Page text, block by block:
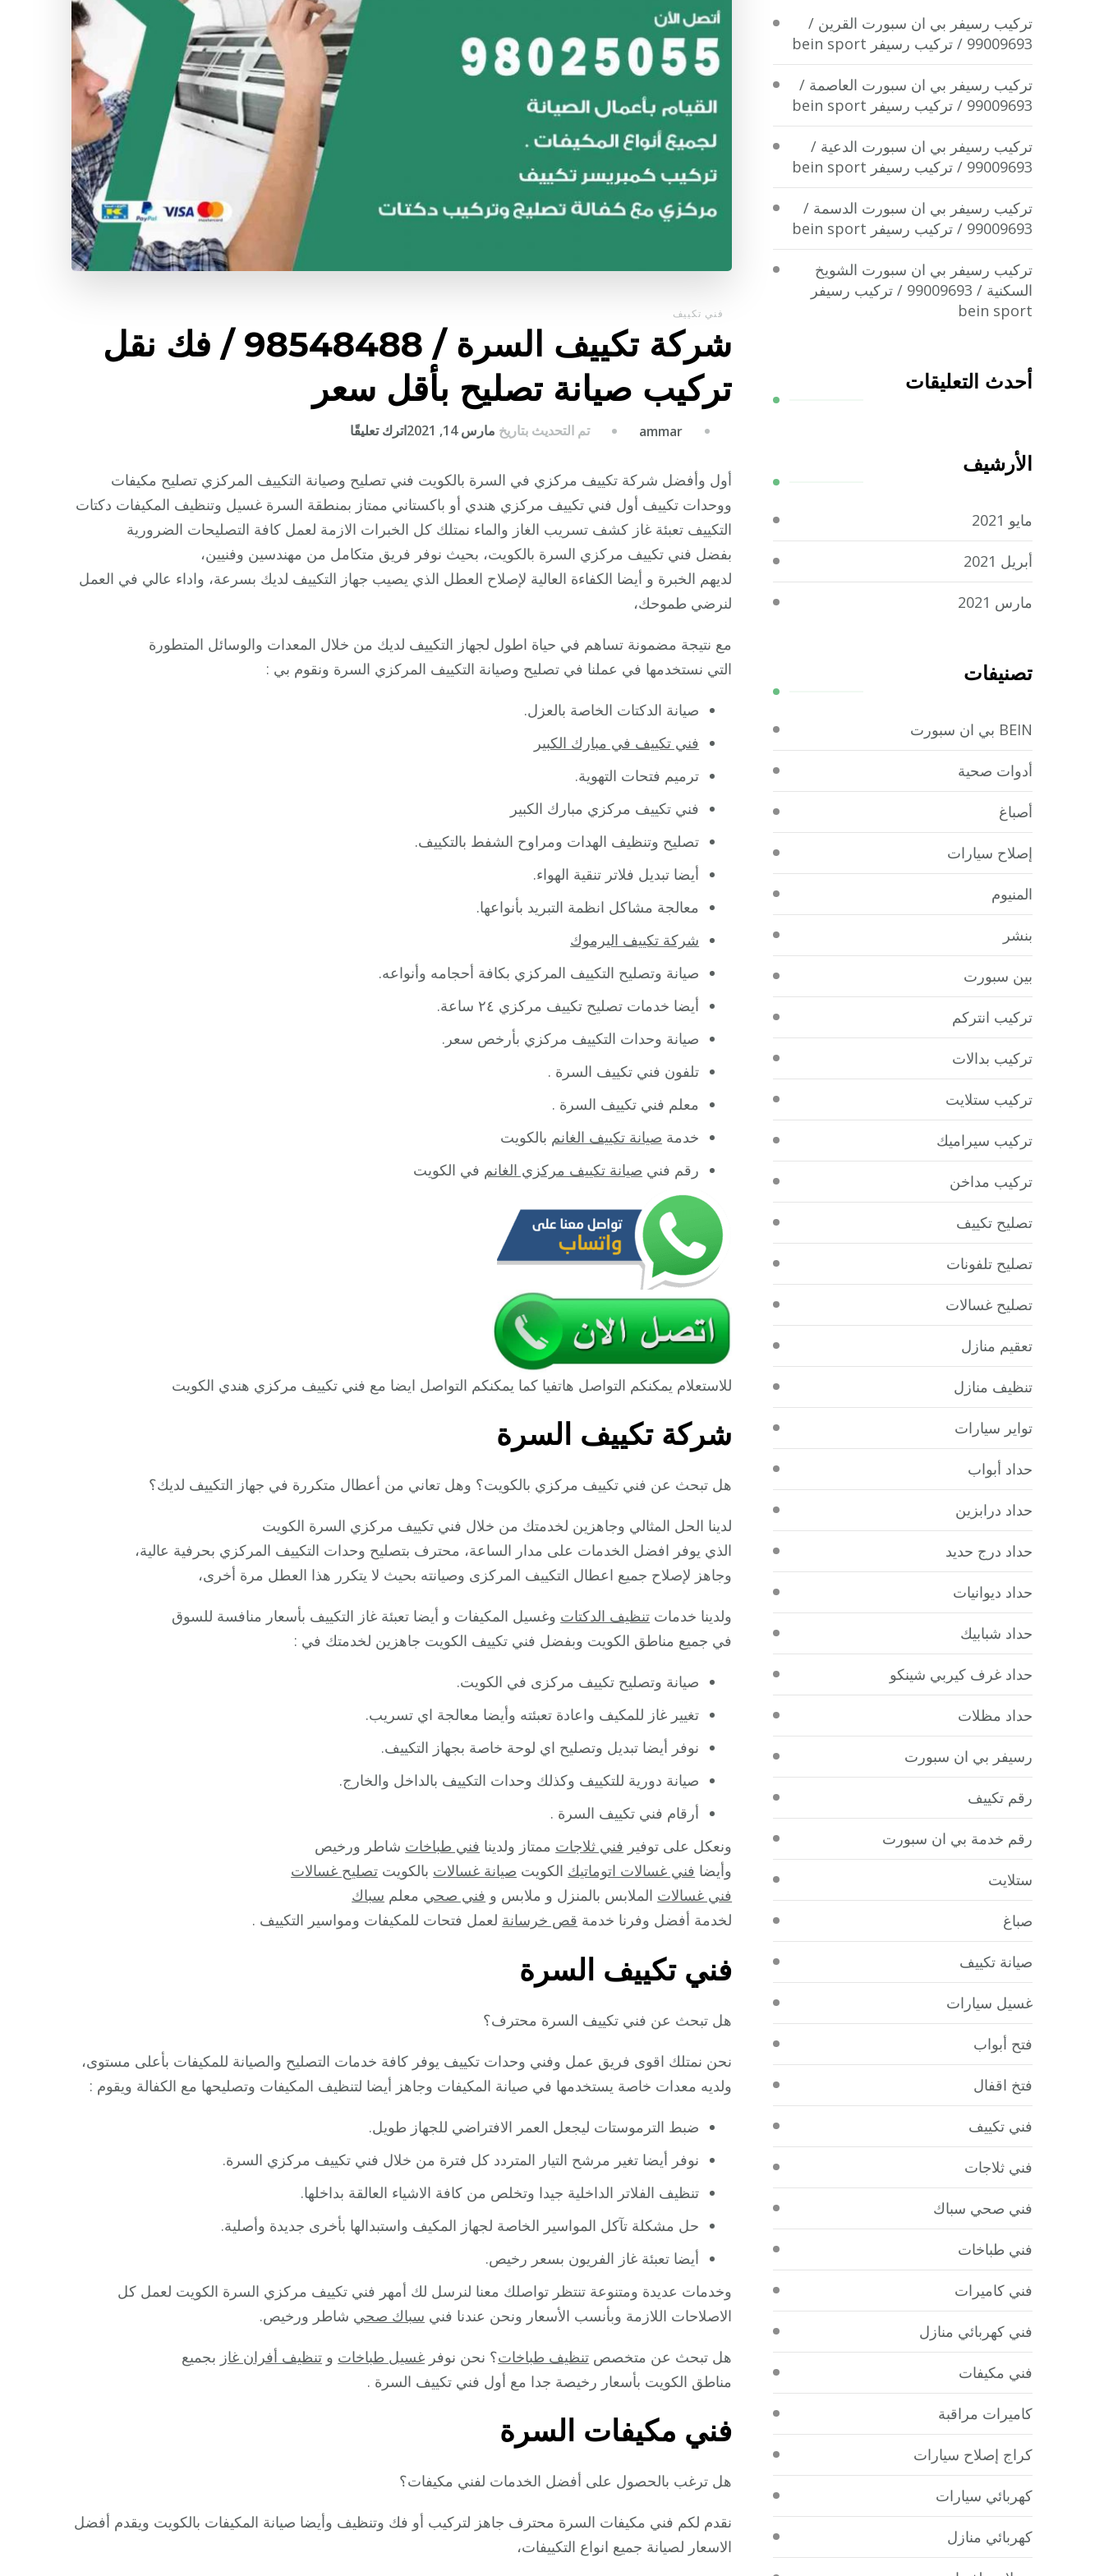
فني تكييف
شركة تكييف السرة / 98548488 / فك نقل
تركيب صيانة تصليح بأقل سعر
ammar تم التحديث بتاريخ مارس 14, 2021 اترك تعليقًا
تكييف
السرة
/
98548488
/
فك
صيانة
تصليح
أول وأفضل شركة تكييف مركزي في السرة بالكويت فني تصليح وصيانة التكييف المركزي تصليح مكيفات
ووحدات تكييف أول فني تكييف مركزي هندي أو باكستاني ممتاز بمنطقة السرة غسيل وتنظيف المكيفات دكتات
التكييف تعبئة غاز كشف تسريب الغاز والماء نمتلك كل الخبرات الازمة لعمل كافة التصليحات الضرورية
بفضل فني تكييف مركزي السرة بالكويت، بحيث نوفر فريق متكامل من مهندسين وفنيين،
لديهم الخبرة و أيضا الكفاءة العالية لإصلاح العطل الذي يصيب جهاز التكييف لديك بسرعة، واداء عالي في العمل
لنرضي طموحك،
مع نتيجة مضمونة تساهم في حياة اطول لجهاز التكييف لديك من خلال المعدات والوسائل المتطورة
التي نستخدمها في عملنا في تصليح وصيانة التكييف المركزي السرة ونقوم بي :
صيانة الدكتات الخاصة بالعزل.
فني تكييف في مبارك الكبير
ترميم فتحات التهوية.
فني تكييف مركزي مبارك الكبير
تصليح وتنظيف الهدات ومراوح الشفط بالتكييف.
أيضا تبديل فلاتر تنقية الهواء.
معالجة مشاكل انظمة التبريد بأنواعها.
شركة تكييف اليرموك
صيانة وتصليح التكييف المركزي بكافة أحجامه وأنواعه.
أيضا خدمات تصليح تكييف مركزي ٢٤ ساعة.
صيانة وحدات التكييف مركزي بأرخص سعر.
تلفون فني تكييف السرة .
معلم فني تكييف السرة .
خدمة صيانة تكييف الغانم بالكويت
رقم فني صيانة تكييف مركزي الغانم في الكويت
للاستعلام يمكنكم التواصل هاتفيا كما يمكنكم التواصل ايضا مع فني تكييف مركزي هندي الكويت
شركة تكييف السرة
هل تبحث عن فني تكييف مركزي بالكويت؟ وهل تعاني من أعطال متكررة في جهاز التكييف لديك؟
لدينا الحل المثالي وجاهزين لخدمتك من خلال فني تكييف مركزي السرة الكويت
الذي يوفر افضل الخدمات على مدار الساعة، محترف بتصليح وحدات التكييف المركزي بحرفية عالية،
وجاهز لإصلاح جميع اعطال التكييف المركزى وصيانته بحيث لا يتكرر هذا العطل مرة أخرى،
ولدينا خدمات تنظيف الدكتات وغسيل المكيفات و أيضا تعبئة غاز التكييف بأسعار منافسة للسوق
في جميع مناطق الكويت وبفضل فني تكييف الكويت جاهزين لخدمتك في :
صيانة وتصليح تكييف مركزى في الكويت.
تغيير غاز للمكيف واعادة تعبئته وأيضا معالجة اي تسريب.
نوفر أيضا تبديل وتصليح اي لوحة خاصة بجهاز التكييف.
صيانة دورية للتكييف وكذلك وحدات التكييف بالداخل والخارج.
أرقام فني تكييف السرة .
ونعكل على توفير فني ثلاجات ممتاز ولدينا فني طباخات شاطر ورخيص
وأيضا فني غسالات اتوماتيك الكويت صيانة غسالات بالكويت تصليح غسالات
فني غسالات الملابس بالمنزل و ملابس و فني صحي معلم سباك
لخدمة أفضل وفرنا خدمة قص خرسانة لعمل فتحات للمكيفات ومواسير التكييف .
فني تكييف السرة
هل تبحث عن فني تكييف السرة محترف؟
نحن نمتلك اقوى فريق عمل وفني وحدات تكييف يوفر كافة خدمات التصليح والصيانة للمكيفات بأعلى مستوى،
ولديه معدات خاصة يستخدمها في صيانة المكيفات وجاهز أيضا لتنظيف المكيفات وتصليحها مع الكفالة ويقوم :
ضبط الترموستات ليجعل العمر الافتراضي للجهاز طويل.
نوفر أيضا تغير مرشح التيار المتردد كل فترة من خلال فني تكييف مركزي السرة.
تنظيف الفلاتر الداخلية جيدا وتخلص من كافة الاشياء العالقة بداخلها.
حل مشكلة تآكل المواسير الخاصة لجهاز المكيف واستبدالها بأخرى جديدة وأصلية.
أيضا تعبئة غاز الفريون بسعر رخيص.
وخدمات عديدة ومتنوعة تنتظر تواصلك معنا لنرسل لك أمهر فني تكييف مركزي السرة الكويت لعمل كل
الاصلاحات اللازمة وبأنسب الأسعار ونحن عندنا فني سباك صحي شاطر ورخيص.
هل تبحث عن متخصص تنظيف طباخات؟ نحن نوفر غسيل طباخات و تنظيف أفران غاز بجميع
مناطق الكويت بأسعار رخيصة جدا مع أول فني تكييف السرة .
فني مكيفات السرة
هل ترغب بالحصول على أفضل الخدمات لفني مكيفات؟
نقدم لكم فني مكيفات السرة محترف جاهز لتركيب أو فك وتنظيف وأيضا صيانة المكيفات بالكويت ويقدم أفضل
الاسعار لصيانة جميع انواع التكييفات،
تركيب رسيفر بي ان سبورت القرين /
99009693 / تركيب رسيفر bein sport
تركيب رسيفر بي ان سبورت العاصمة /
99009693 / تركيب رسيفر bein sport
تركيب رسيفر بي ان سبورت الدعية /
99009693 / تركيب رسيفر bein sport
تركيب رسيفر بي ان سبورت الدسمة /
99009693 / تركيب رسيفر bein sport
تركيب رسيفر بي ان سبورت الشويخ
السكنية / 99009693 / تركيب رسيفر
bein sport
أحدث التعليقات
الأرشيف
مايو 2021
أبريل 2021
مارس 2021
تصنيفات
BEIN بي ان سبورت
أدوات صحية
أصباغ
إصلاح سيارات
المنيوم
بنشر
بين سبورت
تركيب انتركم
تركيب بدالات
تركيب ستلايت
تركيب سيراميك
تركيب مداخن
تصليح تكييف
تصليح تلفونات
تصليح غسالات
تعقيم منازل
تنظيف منازل
تواير سيارات
حداد أبواب
حداد درابزين
حداد درج حديد
حداد ديوانيات
حداد شبابيك
حداد غرف كيربي شينكو
حداد مظلات
رسيفر بي ان سبورت
رقم تكييف
رقم خدمة بي ان سبورت
ستلايت
صباغ
صيانة تكييف
غسيل سيارات
فتح أبواب
فتخ اقفال
فني تكييف
فني ثلاجات
فني صحي سباك
فني طباخات
فني كاميرات
فني كهربائي منازل
فني مكيفات
كاميرات مراقبة
كراج إصلاح سيارات
كهربائي سيارات
كهربائي منازل